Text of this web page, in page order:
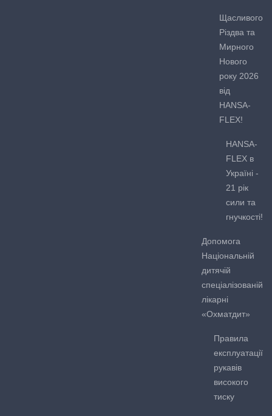
Щасливого
Різдва та
Мирного
Нового
року 2026
від
HANSA-
FLEX!
HANSA-
FLEX в
Україні -
21 рік
сили та
гнучкості!
Допомога
Національній
дитячій
спеціалізованій
лікарні
«Охматдит»
Правила
експлуатації
рукавів
високого
тиску